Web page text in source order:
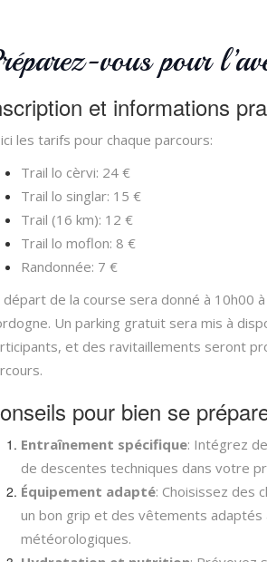
vous pour
et informations
les tarifs pour chaque parcours:
Trail lo cèrvi: 24 €
Trail lo singlar: 15 €
Trail (16 km): 12 €
Trail lo moflon: 8 €
Randonnée: 7 €
départ de la course sera donné à 10h00
Un parking gratuit sera mis à
et des ravitaillements seront
pour bien se
Entraînement spécifique: Intégrez
de descentes techniques dans votre
Équipement adapté: Choisissez des
un bon grip et des vêtements adaptés
météorologiques.